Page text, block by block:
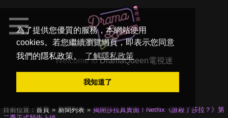
為了提供您優質的服務，本網站使用
cookies。若您繼續瀏覽網頁，即表示您同意
我們的隱私政策。
了解隱私政策
我知道了
Welcome toDramaQueen電視迷
目前位置： 首頁 新聞列表
揭開莎拉真實面！Netflix《誰殺了莎拉？》第